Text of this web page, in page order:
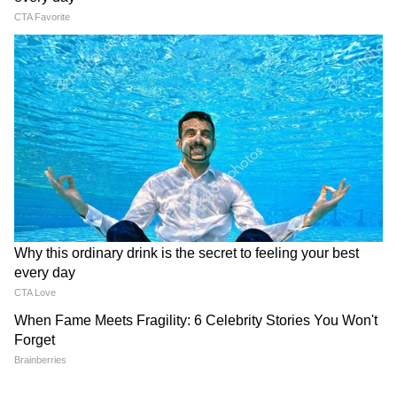
LATEST VIDEOS
Mamata Banerjee: মমতার গাড়ি লক্ষ্য
করে জুতো-কাদা! হালিশহরে প্রবল বিক্ষোভ,
ভাইরাল সেই মুহূর্ত
মমতার গাড়ি? ভাইরাল সেই মুহূর্ত!